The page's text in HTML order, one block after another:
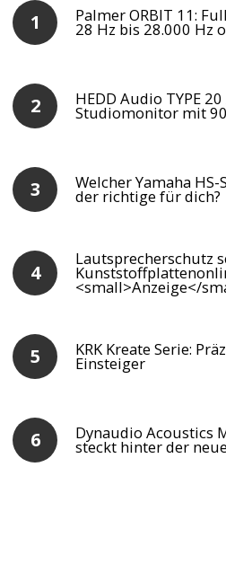
Palmer ORBIT 11:
28 Hz bis 28.000 Hz
HEDD Audio TYPE
Studiomonitor mit
Welcher Yamaha
der richtige für dich?
Lautsprecherschutz
<small>Anzeige</
KRK Kreate Serie:
Einsteiger
Dynaudio Acoustics
steckt hinter der